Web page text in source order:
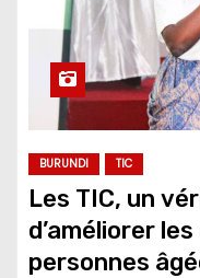
BURUNDI TIC
Les TIC, un
d’améliorer
personnes